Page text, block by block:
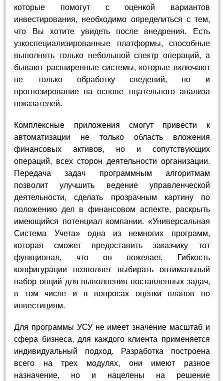
которые помогут с оценкой вариантов
инвестирования, необходимо определиться с тем,
что Вы хотите увидеть после внедрения. Есть
узкоспециализированные платформы, способные
выполнять только небольшой спектр операций, а
бывают расширенные системы, которые включают
не только обработку сведений, но и
прогнозирование на основе тщательного анализа
показателей.
Комплексные приложения смогут привести к
автоматизации не только область вложения
финансовых активов, но и сопутствующих
операций, всех сторон деятельности организации.
Передача задач программным алгоритмам
позволит улучшить ведение управленческой
деятельности, сделать прозрачным картину по
положению дел в финансовом аспекте, раскрыть
имеющийся потенциал компании. «Универсальная
Система Учета» одна из немногих программ,
которая сможет предоставить заказчику тот
функционал, что он пожелает. Гибкость
конфигурации позволяет выбирать оптимальный
набор опций для выполнения поставленных задач,
в том числе и в вопросах оценки планов по
инвестициям.
Для программы УСУ не имеет значение масштаб и
сфера бизнеса, для каждого клиента применяется
индивидуальный подход. Разработка построена
всего на трех модулях, они имеют разное
назначение, но и нацелены на решение